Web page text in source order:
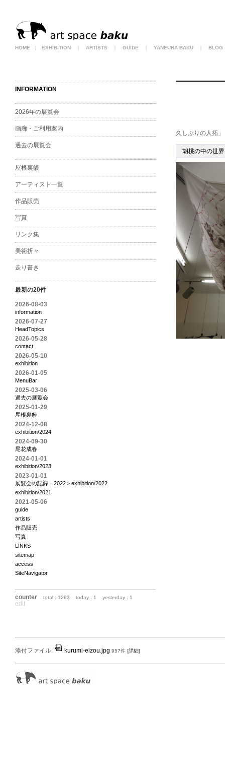
INFORMATION
2026年の展覧会
画廊・ご利用案内
過去の展覧会
屋根裏貘
アーティスト一覧
作品販売
写真
リンク集
美術折々
走り書き
最新の20件
2026-08-03
information
2026-07-27
HeadTopics
2026-05-28
contact
2026-05-10
exhibition
2026-01-05
MenuBar
2025-03-06
過去の展覧会
2025-01-29
屋根裏貘
2024-12-08
exhibition/2024
2024-09-30
尾花成春
2024-01-01
exhibition/2023
2023-01-01
展覧会の記録｜2022＞exhibition/2022
exhibition/2021
2021-05-06
guide
artists
作品販売
写真
LINKS
sitemap
access
SiteNavigator
counter total : 1283 today : 1 yesterday : 1
edit
久しぶりの人拓」
胡桃の中の世
添付ファイル: kurumi-eizou.jpg 957件 [詳細]
HOME | EXHIBITION ARTISTS GUIDE YANEURA BAKU BLOG